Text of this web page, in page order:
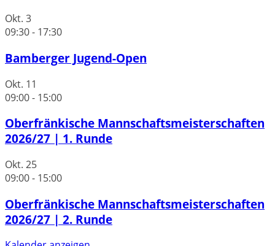
Okt. 3
09:30- 17:30
Bamberger Jugend-Open
Okt. 11
09:00- 15:00
Oberfränkische Mannschaftsmeisterschaften
2026/27 | 1. Runde
Okt. 25
09:00- 15:00
Oberfränkische Mannschaftsmeisterschaften
2026/27 | 2. Runde